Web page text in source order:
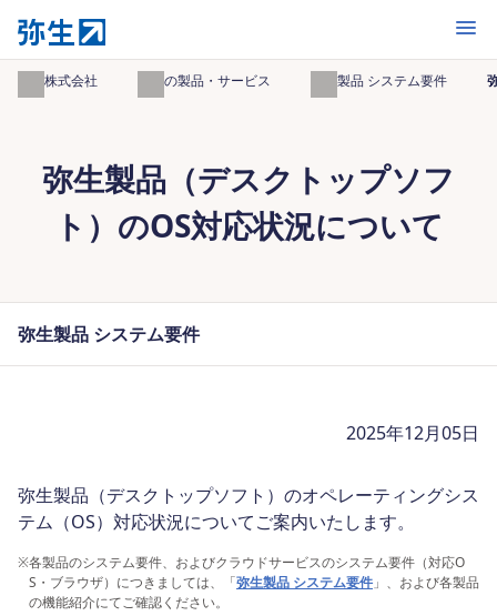
開く
弥生株式会社 弥生の製品・サービス 弥生製品 システム要件
弥生製品（デスクトップソフ
ト）のOS対応状況について
弥生製品 システム要件
2025年12月05日
弥生製品（デスクトップソフト）のオペレーティングシス
テム（OS）対応状況についてご案内いたします。
※各製品のシステム要件、およびクラウドサービスのシステム要件（対応O
S・ブラウザ）につきましては、「弥生製品 システム要件 」、および各製品
の機能紹介にてご確認ください。